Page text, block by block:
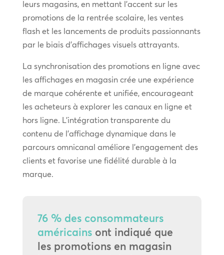
leurs magasins, en mettant l’accent sur les
promotions de la rentrée scolaire, les ventes
flash et les lancements de produits passionnants
par le biais d’affichages visuels attrayants.
La synchronisation des promotions en ligne avec
les affichages en magasin crée une expérience
de marque cohérente et unifiée, encourageant
les acheteurs à explorer les canaux en ligne et
hors ligne. L’intégration transparente du
contenu de l’affichage dynamique dans le
parcours omnicanal améliore l’engagement des
clients et favorise une fidélité durable à la
marque.
76 % des consommateurs
américainsont indiqué que
les promotions en magasin